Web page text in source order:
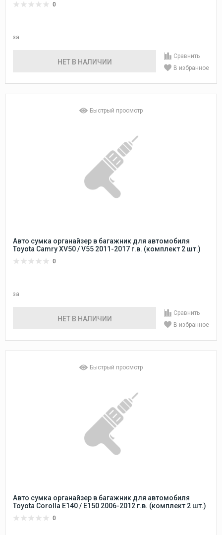
0
за
НЕТ В НАЛИЧИИ
Сравнить
В избранное
Быстрый просмотр
Авто сумка органайзер в багажник для автомобиля
Toyota Camry XV50 / V55 2011-2017 г.в. (комплект 2 шт.)
0
за
НЕТ В НАЛИЧИИ
Сравнить
В избранное
Быстрый просмотр
Авто сумка органайзер в багажник для автомобиля
Toyota Corolla E140 / E150 2006-2012 г.в. (комплект 2 шт.)
0